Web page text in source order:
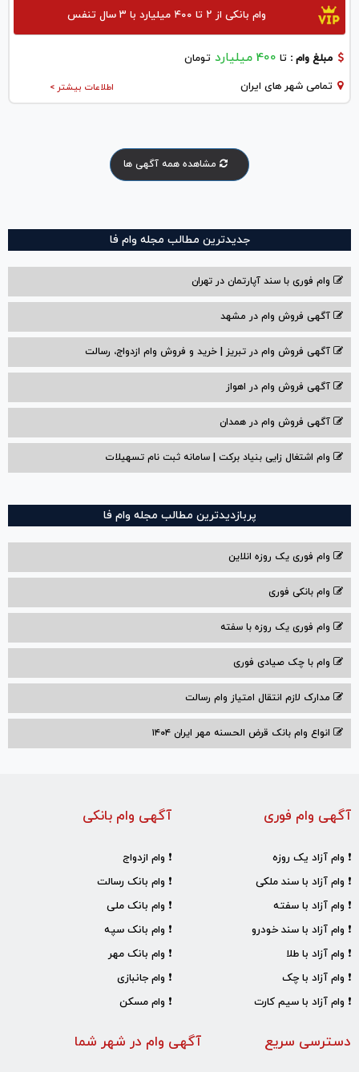
وام بانکی از ۲ تا ۴۰۰ میلیارد با ۳ سال تنفس
مبلغ وام : تا 400 میلیارد تومان
اطلاعات بیشتر > تمامی شهر های ایران
مشاهده همه آگهی ها
جدیدترین مطالب مجله وام فا
وام فوری با سند آپارتمان در تهران
آگهی فروش وام در مشهد
آگهی فروش وام در تبریز | خرید و فروش وام ازدواج، رسالت
آگهی فروش وام در اهواز
آگهی فروش وام در همدان
وام اشتغال زایی بنیاد برکت | سامانه ثبت نام تسهیلات
پربازدیدترین مطالب مجله وام فا
وام فوری یک روزه انلاین
وام بانکی فوری
وام فوری یک روزه با سفته
وام با‌ چک صیادی‌ فوری
مدارک لازم انتقال امتیاز وام رسالت
انواع وام بانک قرض الحسنه مهر ایران ۱۴۰۴
آگهی وام بانکی
❗ وام ازدواج
❗ وام بانک رسالت
❗ وام بانک ملی
❗ وام بانک سپه
❗ وام بانک مهر
❗ وام جانبازی
❗ وام مسکن
آگهی وام فوری
❗ وام آزاد یک روزه
❗ وام آزاد با سند ملکی
❗ وام آزاد با سفته
❗ وام آزاد با سند خودرو
❗ وام آزاد با طلا
❗ وام آزاد با چک
❗ وام آزاد با سیم کارت
آگهی وام در شهر شما دسترسی سریع